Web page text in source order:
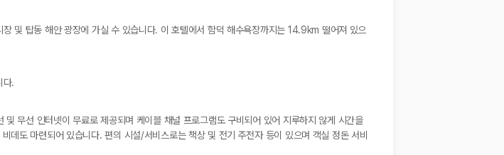
및 탑동 해안 광장에 가실 수 있습니다. 이 호텔에서 함덕 해수욕장까지는 14.9km 떨어져 있으
다.
무선 인터넷이 무료로 제공되며 케이블 채널 프로그램도 구비되어 있어 지루하지 않게 시간을
데도 마련되어 있습니다. 편의 시설/서비스로는 책상 및 전기 주전자 등이 있으며 객실 정돈 서비